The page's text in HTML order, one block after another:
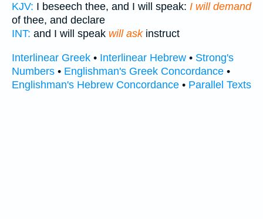
KJV: I beseech thee, and I will speak: I will demand
of thee, and declare
INT: and I will speak will askinstruct
Interlinear Greek • Interlinear Hebrew • Strong's
Numbers • Englishman's Greek Concordance •
Englishman's Hebrew Concordance • Parallel Texts